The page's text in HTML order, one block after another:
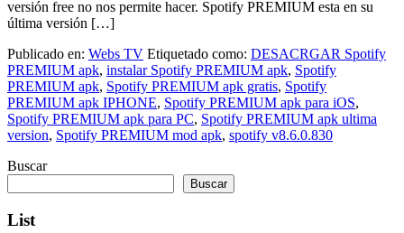
versión free no nos permite hacer. Spotify PREMIUM esta en su
última versión […]
Publicado en: Webs TV Etiquetado como: DESACRGAR Spotify
PREMIUM apk, instalar Spotify PREMIUM apk, Spotify
PREMIUM apk, Spotify PREMIUM apk gratis, Spotify
PREMIUM apk IPHONE, Spotify PREMIUM apk para iOS,
Spotify PREMIUM apk para PC, Spotify PREMIUM apk ultima
version, Spotify PREMIUM mod apk, spotify v8.6.0.830
Buscar
Buscar
List